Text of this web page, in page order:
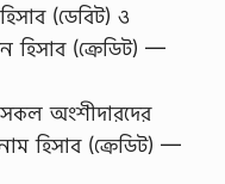
(ডেবিট) ও
হিসাব (ক্রেডিট) —
সকল অংশীদারদের
হিসাব (ক্রেডিট) —